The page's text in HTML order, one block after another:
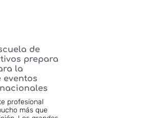
de
prepara
la
eventos
profesional
más que